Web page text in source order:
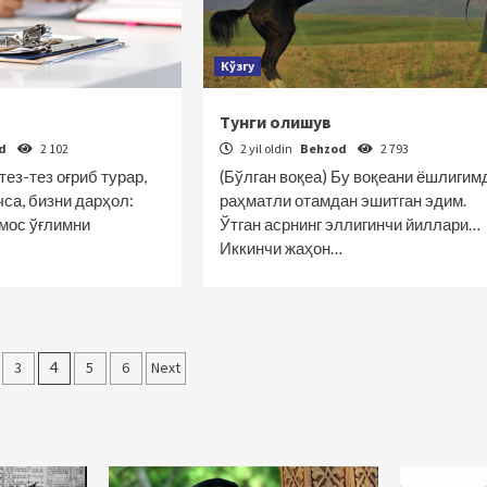
2 102
тез оғриб турар,
бизни дарҳол:
ўғлимни
Кўзгу
Тунги олишув
2 yil oldin Behzod 2 793
(Бўлган воқеа) Бу воқеани
раҳматли отамдан эшитган эдим.
Ўтган асрнинг эллигинчи йиллари…
Иккинчи жаҳон…
3 4 5 6 Next